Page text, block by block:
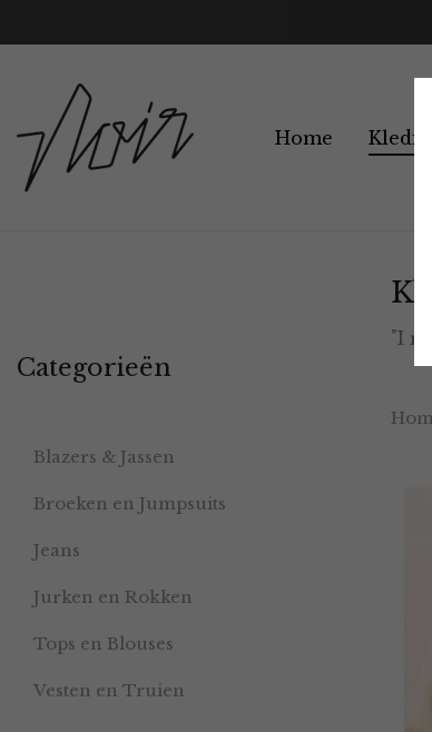
Home
"I
Categorieën
Blazers & Jassen
Broeken en Jumpsuits
Jeans
Jurken en Rokken
Tops en Blouses
Vesten en Truien